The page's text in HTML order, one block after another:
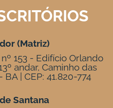
(Matriz)
153 - Edifício Orlando
andar, Caminho das
| CEP: 41.820-774
Santana